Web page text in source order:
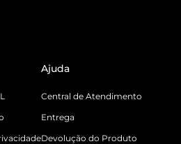
Ajuda
Central de Atendimento
Entrega
Devolução do Produto